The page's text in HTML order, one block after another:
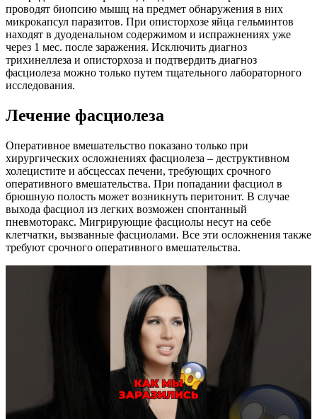
проводят биопсию мышц на предмет обнаружения в них
микрокапсул паразитов. При описторхозе яйца гельминтов
находят в дуоденальном содержимом и испражнениях уже
через 1 мес. после заражения. Исключить диагноз
трихинеллеза и описторхоза и подтвердить диагноз
фасциолеза можно только путем тщательного лабораторного
исследования.
Лечение фасциолеза
Оперативное вмешательство показано только при
хирургических осложнениях фасциолеза – деструктивном
холецистите и абсцессах печени, требующих срочного
оперативного вмешательства. При попадании фасциол в
брюшную полость может возникнуть перитонит. В случае
выхода фасциол из легких возможен спонтанный
пневмоторакс. Мигрирующие фасциолы несут на себе
клетчатки, вызванные фасциолами. Все эти осложнения также
требуют срочного оперативного вмешательства.